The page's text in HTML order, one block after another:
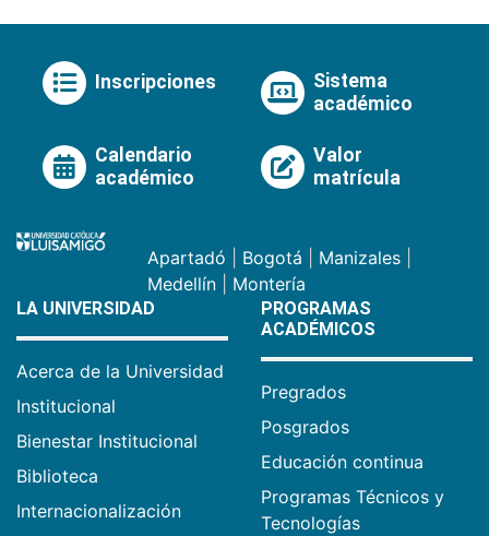
Inscripciones
Sistema
académico
Calendario
académico
Valor
matrícula
Apartadó Bogotá Manizales
Medellín
Montería
LA UNIVERSIDAD
Acerca de la Universidad
Institucional
Bienestar Institucional
Biblioteca
Internacionalización
PROGRAMAS
ACADÉMICOS
Pregrados
Posgrados
Educación continua
Programas Técnicos y
Tecnologías